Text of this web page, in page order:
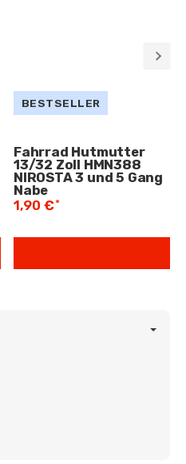
BESTSELLER
Fahrrad Hutmutter
13/32 Zoll HMN388
NIROSTA 3 und 5 Gang
Nabe
1,90 €*